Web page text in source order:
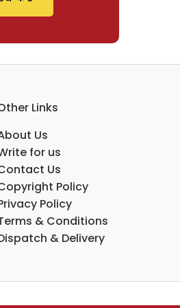
Links
Us
for us
Us
Policy
Policy
& Conditions
& Delivery